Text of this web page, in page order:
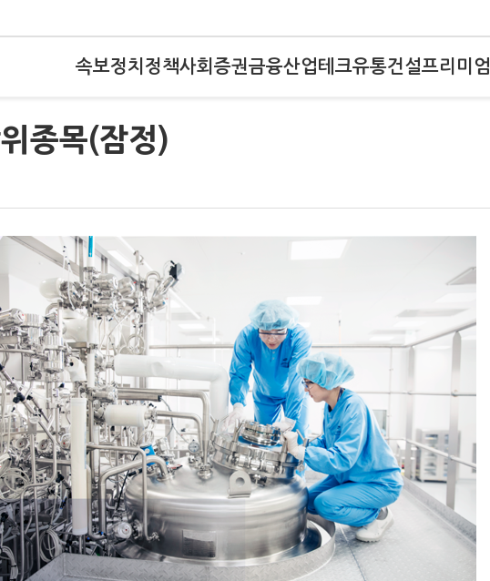
속보정치 정책사회 증권금융산업테크유통건설프리미엄
종목(잠정)